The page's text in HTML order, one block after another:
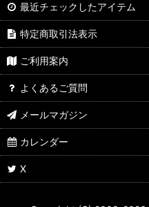
最近チェックしたアイテム
特定商取引法表示
ご利用案内
よくあるご質問
メールマガジン
カレンダー
X